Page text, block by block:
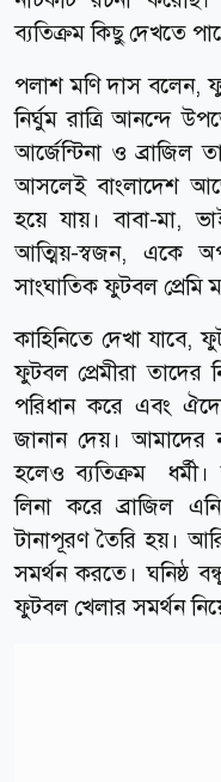
ব্যতিক্রম কিছু দেখতে
পলাশ মণি দাস বলেন,
নির্ঘুম রাত্রি আনন্দে
আর্জেন্টিনা ও
আসলেই বাংলাদেশ
হয়ে যায়। বাবা-মা,
আত্মিয়-স্বজন, একে
সাংঘাতিক ফুটবল প্রেমি
কাহিনিতে দেখা
ফুটবল প্রেমীরা তাদের
পরিধান করে এবং
জানান দেয়। আমাদের
হলেও ব্যতিক্রম
লিনা করে ব্রাজিল
টানাপূরণ তৈরি হয়।
সমর্থন করতে। ঘনিষ্ঠ
ফুটবল খেলার সমর্থন